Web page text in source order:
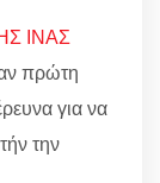
ΙΝΑΣ
πρώτη
για να
την